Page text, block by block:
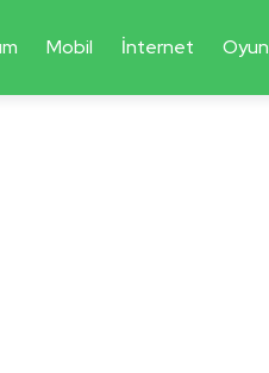
Mobil İnternet Oyun